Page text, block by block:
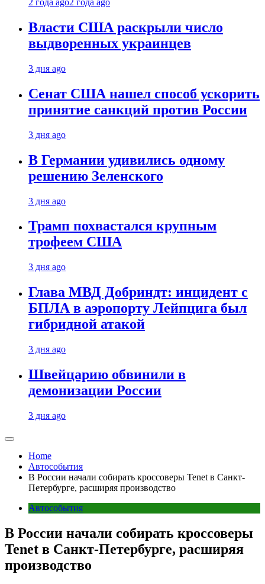
2 года ago2 года ago
Власти США раскрыли число
выдворенных украинцев
3 дня ago
Сенат США нашел способ ускорить
принятие санкций против России
3 дня ago
В Германии удивились одному
решению Зеленского
3 дня ago
Трамп похвастался крупным
трофеем США
3 дня ago
Глава МВД Добриндт: инцидент с
БПЛА в аэропорту Лейпцига был
гибридной атакой
3 дня ago
Швейцарию обвинили в
демонизации России
3 дня ago
Home
Автособытия
В России начали собирать кроссоверы Tenet в Санкт-
Петербурге, расширяя производство
Автособытия
В России начали собирать кроссоверы
Tenet в Санкт-Петербурге, расширяя
производство